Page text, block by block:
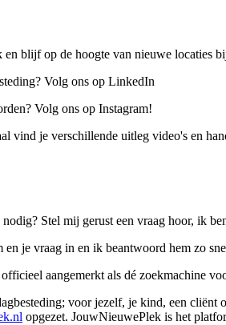
en blijf op de hoogte van nieuwe locaties
Volg ons op LinkedIn
Volg ons op Instagram!
vind je verschillende uitleg video's en
Stel mij gerust een vraag hoor, ik
en je vraag in en ik beantwoord hem zo
aangemerkt als dé zoekmachine
voor jezelf, je kind, een
opgezet. JouwNieuwePlek is het